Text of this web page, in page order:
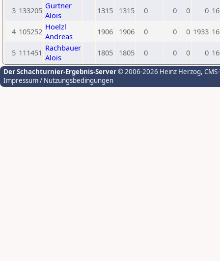
3 133205 Gurtner
Alois
1315 1315 0 0 0 0
4 105252 Hoelzl
Andreas
1906 1906 0 0 0 1933
5 111451 Rachbauer
Alois
1805 1805 0 0 0 0
Der Schachturnier-Ergebnis-Server© 2006-2026 Heinz Herzog,
Impressum / Nutzungsbedingungen